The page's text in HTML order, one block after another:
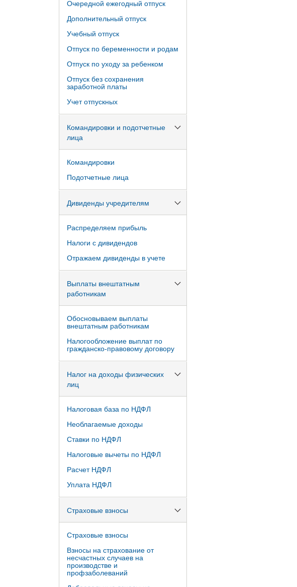
Очередной ежегодный отпуск
Дополнительный отпуск
Учебный отпуск
Отпуск по беременности и родам
Отпуск по уходу за ребенком
Отпуск без сохранения
заработной платы
Учет отпускных
Командировки и подотчетные
лица
Командировки
Подотчетные лица
Дивиденды учредителям
Распределяем прибыль
Налоги с дивидендов
Отражаем дивиденды в учете
Выплаты внештатным
работникам
Обосновываем выплаты
внештатным работникам
Налогообложение выплат по
гражданско-правовому договору
Налог на доходы физических
лиц
Налоговая база по НДФЛ
Необлагаемые доходы
Ставки по НДФЛ
Налоговые вычеты по НДФЛ
Расчет НДФЛ
Уплата НДФЛ
Страховые взносы
Страховые взносы
Взносы на страхование от
несчастных случаев на
производстве и
профзаболеваний